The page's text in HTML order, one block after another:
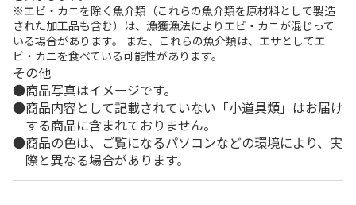
※エビ・カニを除く魚介類（これらの魚介類を原材料として製造
された加工品も含む）は、漁獲漁法によりエビ・カニが混じって
いる場合があります。 また、これらの魚介類は、エサとしてエ
ビ・カニを食べている可能性があります。
その他
商品写真はイメージです。
商品内容として記載されていない「小道具類」はお届け
する商品に含まれておりません。
商品の色は、ご覧になるパソコンなどの環境により、実
際と異なる場合があります。